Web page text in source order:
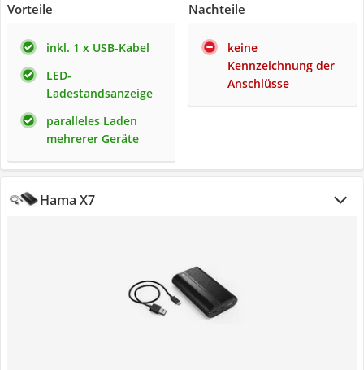
Vorteile
inkl. 1 x USB-Kabel
LED-
Ladestandsanzeige
paralleles Laden
mehrerer Geräte
Nachteile
keine
Kennzeichnung der
Anschlüsse
Hama X7